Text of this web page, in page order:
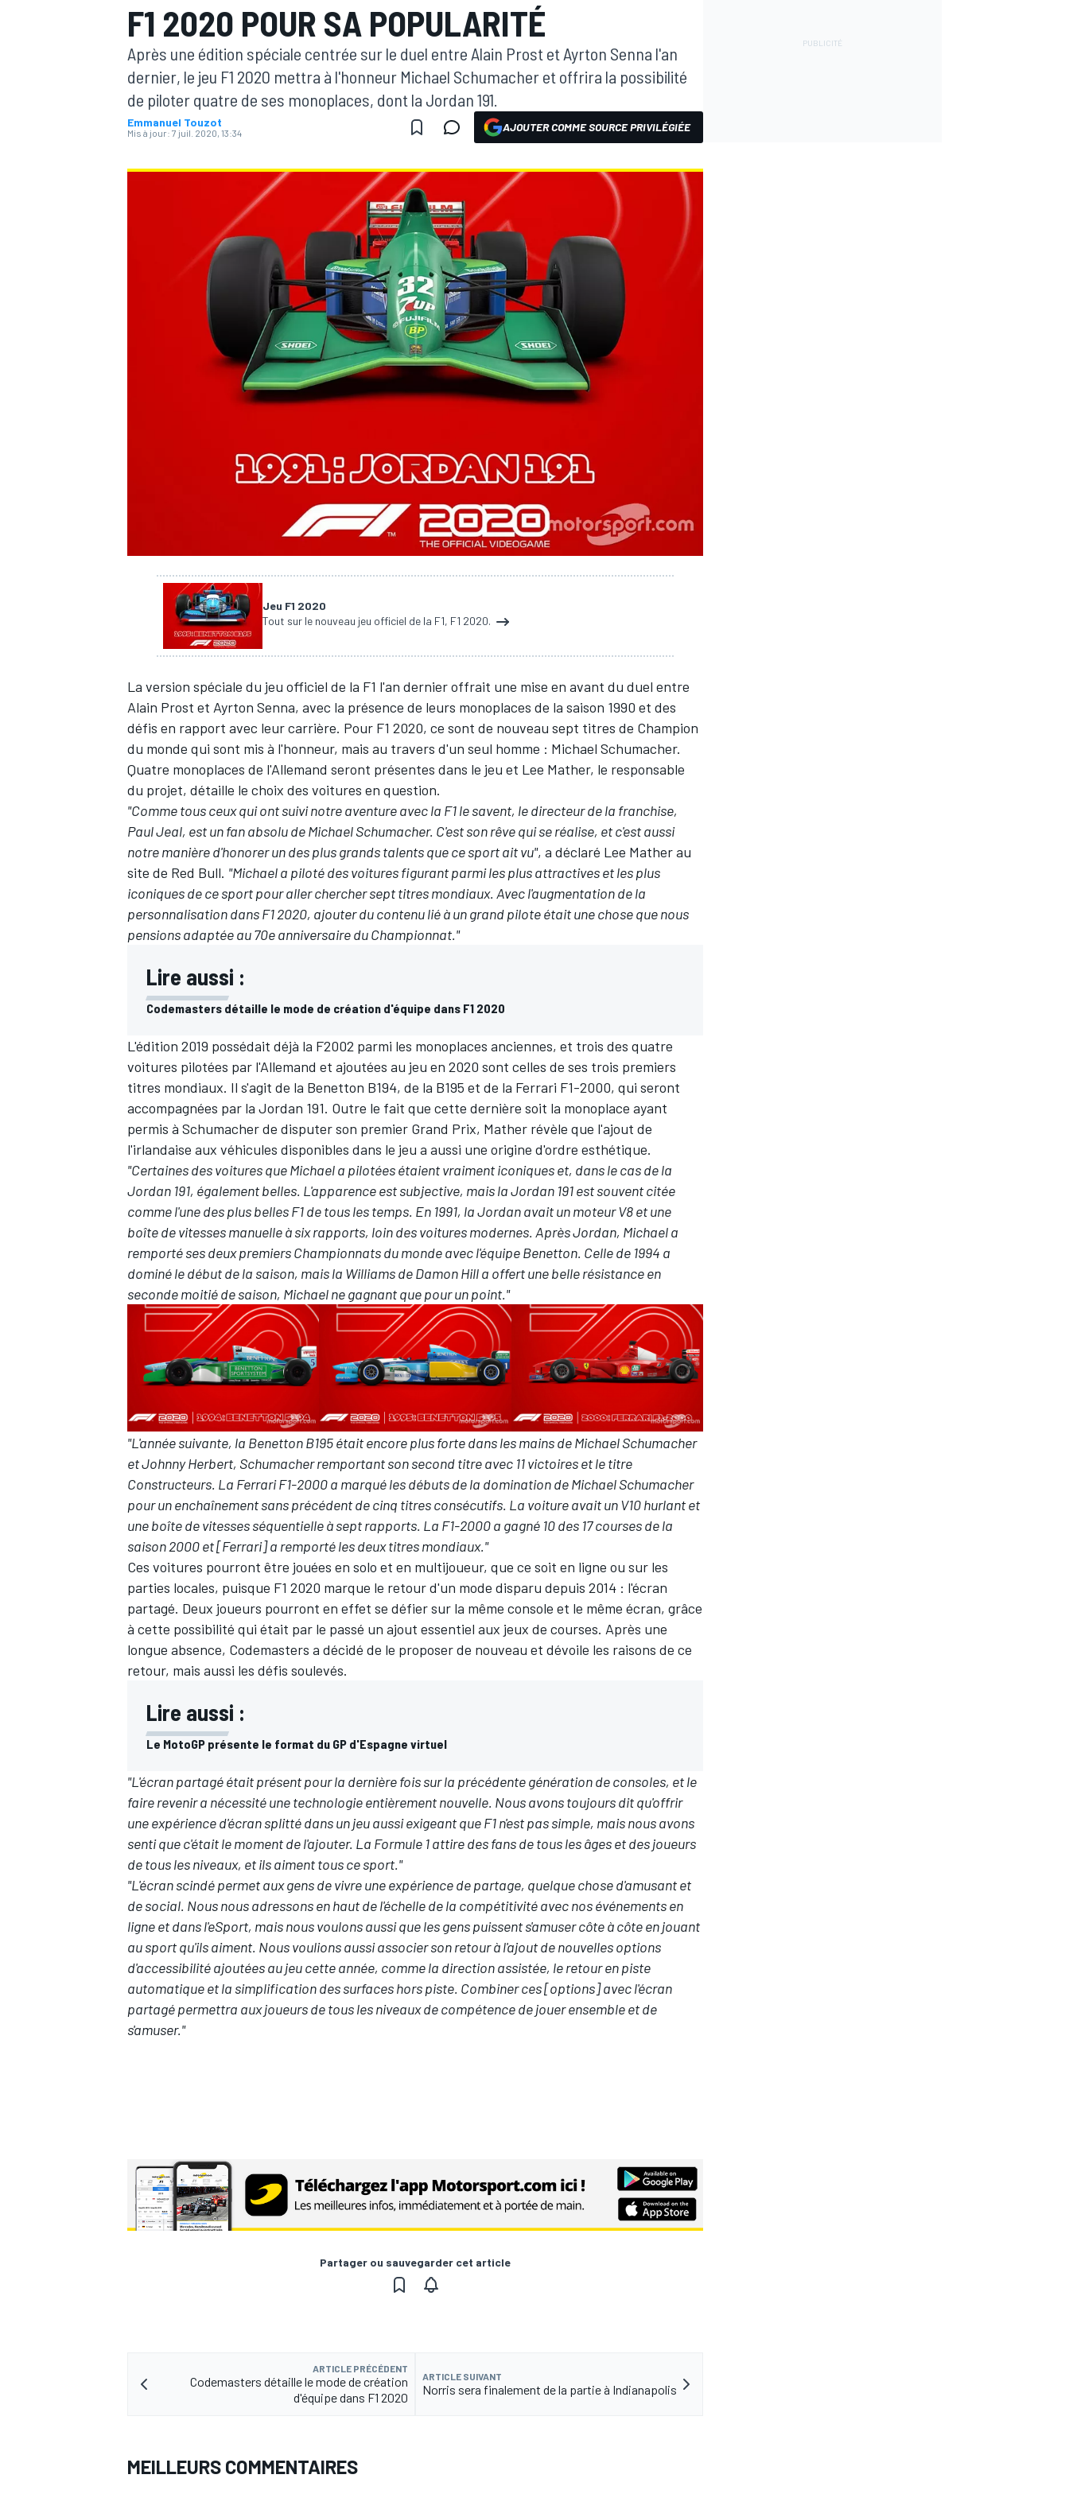
MOTOGP
AUTRES CHAMPIONNATS
F1 2020 POUR SA POPULARITÉ
Après une édition spéciale centrée sur le duel entre Alain Prost et Ayrton Senna l'an
dernier, le jeu F1 2020 mettra à l'honneur Michael Schumacher et offrira la possibilité
de piloter quatre de ses monoplaces, dont la Jordan 191.
Emmanuel Touzot
Mis à jour: 7 juil. 2020, 13:34 AJOUTER COMME SOURCE PRIVILÉGIÉE
Jeu F1 2020
Tout sur le nouveau jeu officiel de la F1, F1 2020.
La version spéciale du jeu officiel de la F1 l'an dernier offrait une mise en avant du duel entre
Alain Prost et Ayrton Senna, avec la présence de leurs monoplaces de la saison 1990 et des
défis en rapport avec leur carrière. Pour F1 2020, ce sont de nouveau sept titres de Champion
du monde qui sont mis à l'honneur, mais au travers d'un seul homme : Michael Schumacher.
Quatre monoplaces de l'Allemand seront présentes dans le jeu et Lee Mather, le responsable
du projet, détaille le choix des voitures en question.
"Comme tous ceux qui ont suivi notre aventure avec la F1 le savent, le directeur de la franchise,
Paul Jeal, est un fan absolu de Michael Schumacher. C'est son rêve qui se réalise, et c'est aussi
notre manière d'honorer un des plus grands talents que ce sport ait vu", a déclaré Lee Mather au
site de Red Bull. "Michael a piloté des voitures figurant parmi les plus attractives et les plus
iconiques de ce sport pour aller chercher sept titres mondiaux. Avec l'augmentation de la
personnalisation dans F1 2020, ajouter du contenu lié à un grand pilote était une chose que nous
pensions adaptée au 70e anniversaire du Championnat."
Lire aussi :
Codemasters détaille le mode de création d'équipe dans F1 2020
L'édition 2019 possédait déjà la F2002 parmi les monoplaces anciennes, et trois des quatre
voitures pilotées par l'Allemand et ajoutées au jeu en 2020 sont celles de ses trois premiers
titres mondiaux. Il s'agit de la Benetton B194, de la B195 et de la Ferrari F1-2000, qui seront
accompagnées par la Jordan 191. Outre le fait que cette dernière soit la monoplace ayant
permis à Schumacher de disputer son premier Grand Prix, Mather révèle que l'ajout de
l'irlandaise aux véhicules disponibles dans le jeu a aussi une origine d'ordre esthétique.
"Certaines des voitures que Michael a pilotées étaient vraiment iconiques et, dans le cas de la
Jordan 191, également belles. L'apparence est subjective, mais la Jordan 191 est souvent citée
comme l'une des plus belles F1 de tous les temps. En 1991, la Jordan avait un moteur V8 et une
boîte de vitesses manuelle à six rapports, loin des voitures modernes. Après Jordan, Michael a
remporté ses deux premiers Championnats du monde avec l'équipe Benetton. Celle de 1994 a
dominé le début de la saison, mais la Williams de Damon Hill a offert une belle résistance en
seconde moitié de saison, Michael ne gagnant que pour un point."
"L'année suivante, la Benetton B195 était encore plus forte dans les mains de Michael Schumacher
et Johnny Herbert, Schumacher remportant son second titre avec 11 victoires et le titre
Constructeurs. La Ferrari F1-2000 a marqué les débuts de la domination de Michael Schumacher
pour un enchaînement sans précédent de cinq titres consécutifs. La voiture avait un V10 hurlant et
une boîte de vitesses séquentielle à sept rapports. La F1-2000 a gagné 10 des 17 courses de la
saison 2000 et [Ferrari] a remporté les deux titres mondiaux."
Ces voitures pourront être jouées en solo et en multijoueur, que ce soit en ligne ou sur les
parties locales, puisque F1 2020 marque le retour d'un mode disparu depuis 2014 : l'écran
partagé. Deux joueurs pourront en effet se défier sur la même console et le même écran, grâce
à cette possibilité qui était par le passé un ajout essentiel aux jeux de courses. Après une
longue absence, Codemasters a décidé de le proposer de nouveau et dévoile les raisons de ce
retour, mais aussi les défis soulevés.
Lire aussi :
Le MotoGP présente le format du GP d'Espagne virtuel
"L'écran partagé était présent pour la dernière fois sur la précédente génération de consoles, et le
faire revenir a nécessité une technologie entièrement nouvelle. Nous avons toujours dit qu'offrir
une expérience d'écran splitté dans un jeu aussi exigeant que F1 n'est pas simple, mais nous avons
senti que c'était le moment de l'ajouter. La Formule 1 attire des fans de tous les âges et des joueurs
de tous les niveaux, et ils aiment tous ce sport."
"L'écran scindé permet aux gens de vivre une expérience de partage, quelque chose d'amusant et
de social. Nous nous adressons en haut de l'échelle de la compétitivité avec nos événements en
ligne et dans l'eSport, mais nous voulons aussi que les gens puissent s'amuser côte à côte en jouant
au sport qu'ils aiment. Nous voulions aussi associer son retour à l'ajout de nouvelles options
d'accessibilité ajoutées au jeu cette année, comme la direction assistée, le retour en piste
automatique et la simplification des surfaces hors piste. Combiner ces [options] avec l'écran
partagé permettra aux joueurs de tous les niveaux de compétence de jouer ensemble et de
s'amuser."
Partager ou sauvegarder cet article
ARTICLE PRÉCÉDENT
Codemasters détaille le mode de création
d'équipe dans F1 2020
ARTICLE SUIVANT
Norris sera finalement de la partie à Indianapolis
MEILLEURS COMMENTAIRES